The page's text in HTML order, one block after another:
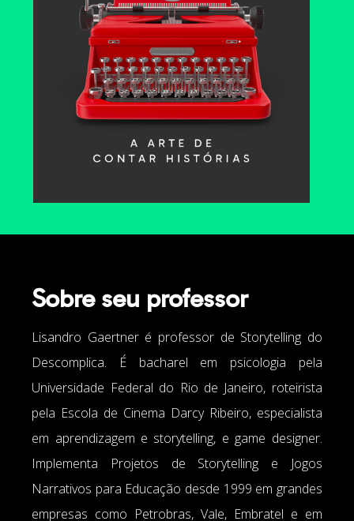
Sobre seu professor
Lisandro Gaertneré professor de Storytelling do
Descomplica. É bacharel em psicologia pela
Universidade Federal do Rio de Janeiro, roteirista
pela Escola de Cinema Darcy Ribeiro, especialista
em aprendizagem e storytelling, e game designer.
Implementa Projetos de Storytelling e Jogos
Narrativos para Educação desde 1999 em grandes
empresas como Petrobras, Vale, Embratel e em